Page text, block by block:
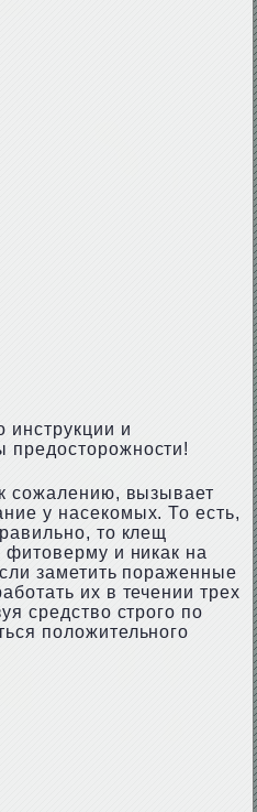
инструкции и
предосторожности!
сожалению, вызывает
у насекомых. То есть,
то клещ
фитоверму и никак на
заметить пораженные
их в течении трех
средство строго по
положительного